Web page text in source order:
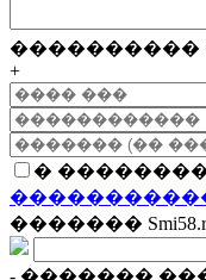
����������
+
�
�������
- �������